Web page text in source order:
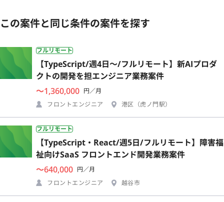
この案件と同じ条件の案件を探す
フルリモート
【TypeScript/週4日〜/フルリモート】新AIプロダ
クトの開発を担エンジニア業務案件
〜1,360,000 円／月
フロントエンジニア
港区（虎ノ門駅）
フルリモート
【TypeScript・React/週5日/フルリモート】障害福
祉向けSaaS フロントエンド開発業務案件
〜640,000 円／月
フロントエンジニア
越谷市